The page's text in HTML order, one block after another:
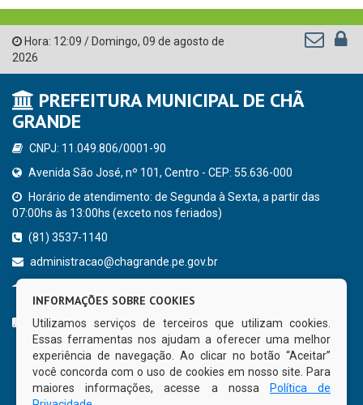
Hora: 12:09 / Domingo, 09 de agosto de
2026
PREFEITURA MUNICIPAL DE CHÃ
GRANDE
CNPJ: 11.049.806/0001-90
Avenida São José, nº 101, Centro - CEP: 55.636-000
Horário de atendimento: de Segunda à Sexta, a partir das
07:00hs às 13:00hs (exceto nos feriados)
(81) 3537-1140
administracao@chagrande.pe.gov.br
CURTA NOSSA FAN PAGE
INFORMAÇÕES SOBRE COOKIES
Utilizamos serviços de terceiros que utilizam cookies.
Essas ferramentas nos ajudam a oferecer uma melhor
experiência de navegação. Ao clicar no botão “Aceitar”
você concorda com o uso de cookies em nosso site. Para
maiores informações, acesse a nossa
Política de